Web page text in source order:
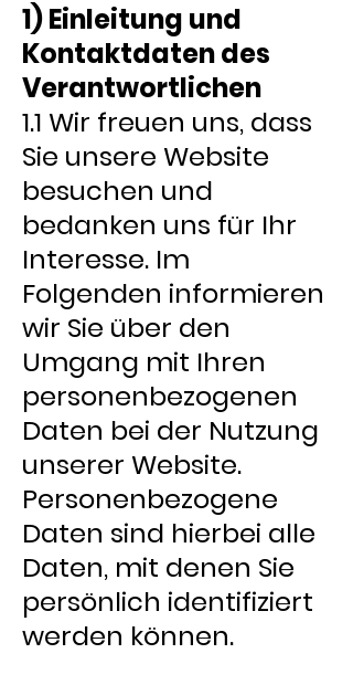
1) Einleitung und
Kontaktdaten des
Verantwortlichen
1.1 Wir freuen uns, dass
Sie unsere Website
besuchen und
bedanken uns für Ihr
Interesse. Im
Folgenden informieren
wir Sie über den
Umgang mit Ihren
personenbezogenen
Daten bei der Nutzung
unserer Website.
Personenbezogene
Daten sind hierbei alle
Daten, mit denen Sie
persönlich identifiziert
werden können.